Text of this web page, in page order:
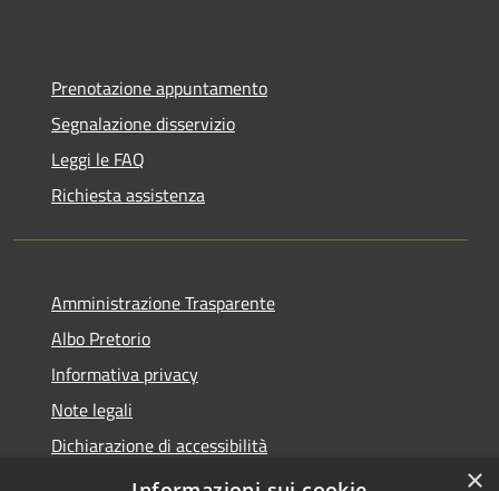
Prenotazione appuntamento
Segnalazione disservizio
Leggi le FAQ
Richiesta assistenza
Amministrazione Trasparente
Albo Pretorio
Informativa privacy
Note legali
Dichiarazione di accessibilità
Obiettivi di accessibilità
×